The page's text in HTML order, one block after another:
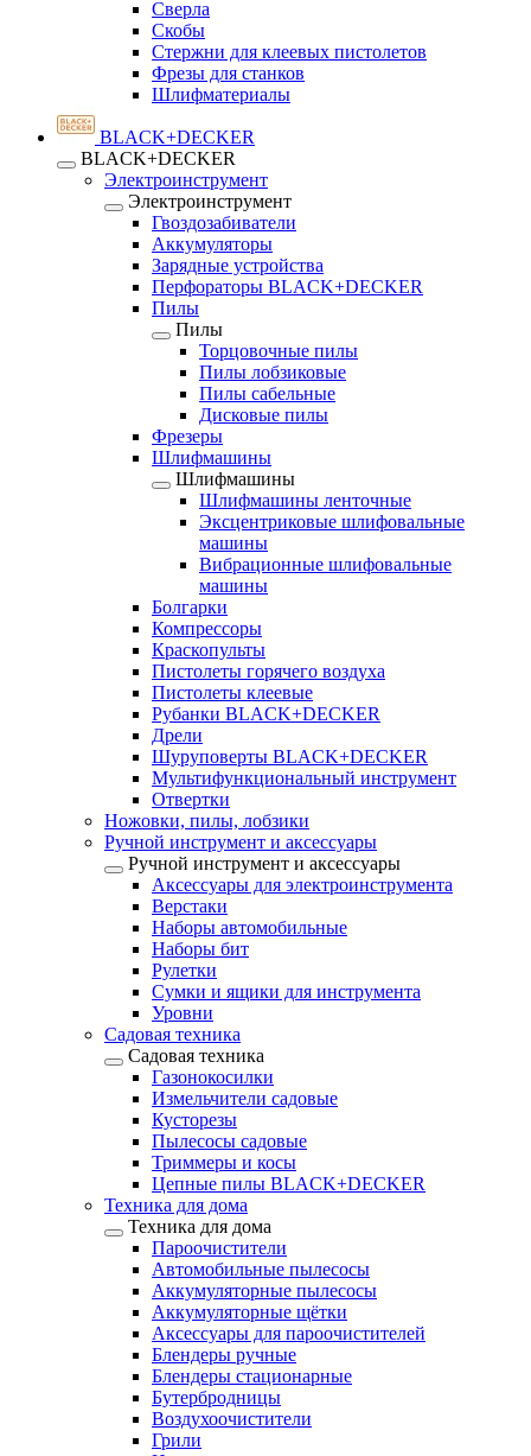
Сверла
Скобы
Стержни для клеевых пистолетов
Фрезы для станков
Шлифматериалы
BLACK+DECKER
BLACK+DECKER
Электроинструмент
Электроинструмент
Гвоздозабиватели
Аккумуляторы
Зарядные устройства
Перфораторы BLACK+DECKER
Пилы
Пилы
Торцовочные пилы
Пилы лобзиковые
Пилы сабельные
Дисковые пилы
Фрезеры
Шлифмашины
Шлифмашины
Шлифмашины ленточные
Эксцентриковые шлифовальные
машины
Вибрационные шлифовальные
машины
Болгарки
Компрессоры
Краскопульты
Пистолеты горячего воздуха
Пистолеты клеевые
Рубанки BLACK+DECKER
Дрели
Шуруповерты BLACK+DECKER
Мультифункциональный инструмент
Отвертки
Ножовки, пилы, лобзики
Ручной инструмент и аксессуары
Ручной инструмент и аксессуары
Аксессуары для электроинструмента
Верстаки
Наборы автомобильные
Наборы бит
Рулетки
Сумки и ящики для инструмента
Уровни
Садовая техника
Садовая техника
Газонокосилки
Измельчители садовые
Кусторезы
Пылесосы садовые
Триммеры и косы
Цепные пилы BLACK+DECKER
Техника для дома
Техника для дома
Пароочистители
Автомобильные пылесосы
Аккумуляторные пылесосы
Аккумуляторные щётки
Аксессуары для пароочистителей
Блендеры ручные
Блендеры стационарные
Бутербродницы
Воздухоочистители
Грили